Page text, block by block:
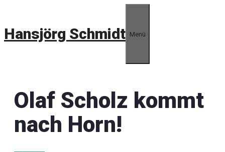
springen
Hansjörg Schmidt Menü
Olaf Scholz kommt
nach Horn!